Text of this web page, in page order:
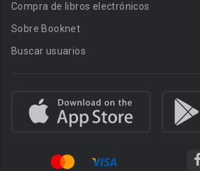
Compra de libros electrónicos
Sobre Booknet
Buscar usuarios